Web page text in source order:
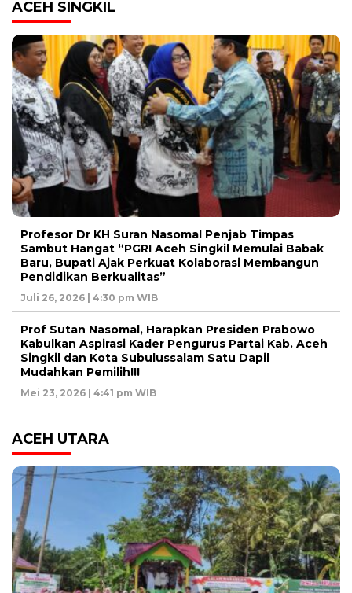
ACEH SINGKIL
Profesor Dr KH Suran Nasomal Penjab Timpas
Sambut Hangat “PGRI Aceh Singkil Memulai Babak
Baru, Bupati Ajak Perkuat Kolaborasi Membangun
Pendidikan Berkualitas”
Juli 26, 2026 | 4:30 pm WIB
Prof Sutan Nasomal, Harapkan Presiden Prabowo
Kabulkan Aspirasi Kader Pengurus Partai Kab. Aceh
Singkil dan Kota Subulussalam Satu Dapil
Mudahkan Pemilih!!!
Mei 23, 2026 | 4:41 pm WIB
ACEH UTARA